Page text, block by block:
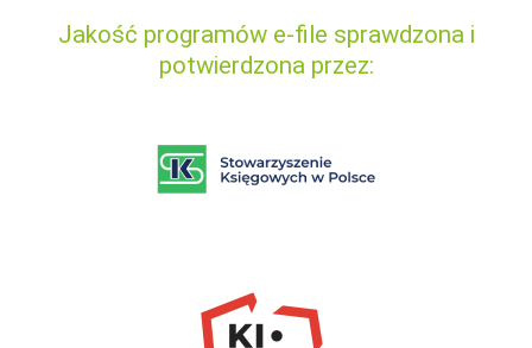
Jakość programów e-file sprawdzona i
potwierdzona przez: